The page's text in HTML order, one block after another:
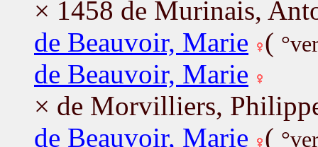
× 1458 de Murinais,
de Beauvoir, Marie (
de Beauvoir, Marie
× de Morvilliers,
de Beauvoir, Marie (